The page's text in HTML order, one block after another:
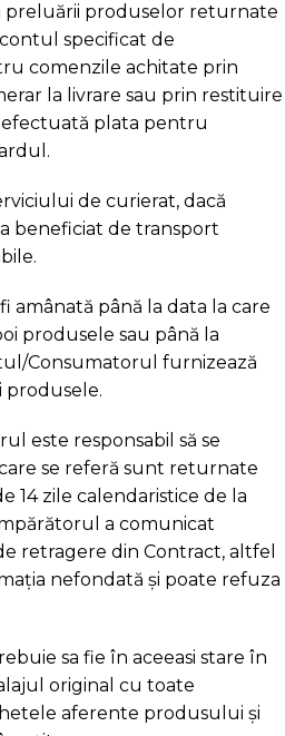
preluării produselor returnate
specificat de
comenzile achitate prin
la livrare sau prin restituire
plata pentru
de curierat, dacă
beneficiat de transport
amânată până la data la care
produsele sau până la
Consumatorul furnizează
produsele.
este responsabil să se
se referă sunt returnate
14 zile calendaristice de la
a comunicat
retragere din Contract, altfel
nefondată și poate refuza
sa fie în aceeasi stare în
original cu toate
aferente produsului și